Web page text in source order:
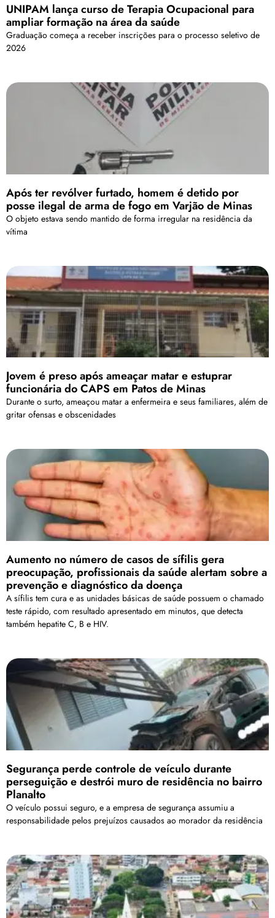
UNIPAM lança curso de Terapia Ocupacional para
ampliar formação na área da saúde
Graduação começa a receber inscrições para o processo seletivo de
2026
Após ter revólver furtado, homem é detido por
posse ilegal de arma de fogo em Varjão de Minas
O objeto estava sendo mantido de forma irregular na residência da
vítima
Jovem é preso após ameaçar matar e estuprar
funcionária do CAPS em Patos de Minas
Durante o surto, ameaçou matar a enfermeira e seus familiares, além de
gritar ofensas e obscenidades
Aumento no número de casos de sífilis gera
preocupação, profissionais da saúde alertam sobre a
prevenção e diagnóstico da doença
A sífilis tem cura e as unidades básicas de saúde possuem o chamado
teste rápido, com resultado apresentado em minutos, que detecta
também hepatite C, B e HIV.
Segurança perde controle de veículo durante
perseguição e destrói muro de residência no bairro
Planalto
O veículo possui seguro, e a empresa de segurança assumiu a
responsabilidade pelos prejuízos causados ao morador da residência